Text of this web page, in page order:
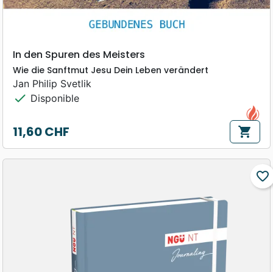
In den Spuren des Meisters
Wie die Sanftmut Jesu Dein Leben verändert
Jan Philip Svetlik
check Disponible
Prix
11,60 CHF shopping_cart
favorite_border